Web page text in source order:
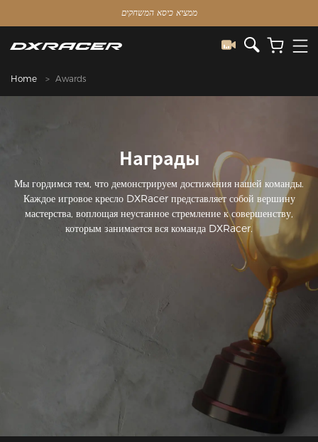
ממציא כיסא המשחקים
Home Awards
Награды
Мы гордимся тем, что демонстрируем достижения нашей команды.
Каждое игровое кресло DXRacer представляет собой вершину
мастерства, воплощая неустанное стремление к совершенству,
которым занимается вся команда DXRacer.